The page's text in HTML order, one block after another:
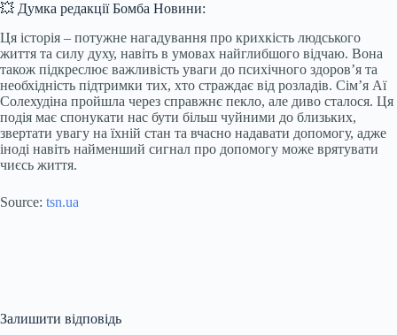
💥 Думка редакції Бомба Новини:
Ця історія – потужне нагадування про крихкість людського
життя та силу духу, навіть в умовах найглибшого відчаю. Вона
також підкреслює важливість уваги до психічного здоров’я та
необхідність підтримки тих, хто страждає від розладів. Сім’я Аї
Солехудіна пройшла через справжнє пекло, але диво сталося. Ця
подія має спонукати нас бути більш чуйними до близьких,
звертати увагу на їхній стан та вчасно надавати допомогу, адже
іноді навіть найменший сигнал про допомогу може врятувати
чиєсь життя.
Source: tsn.ua
Залишити відповідь